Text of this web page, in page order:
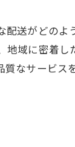
配送がどのよ
地域に密着し
なサービス